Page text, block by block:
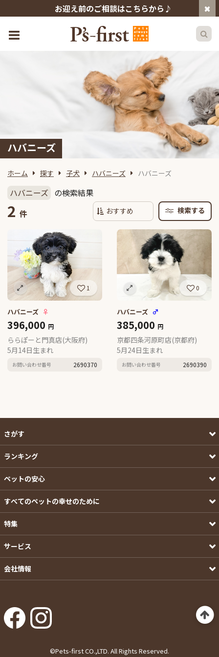
お迎え前のご相談はこちらから♪
ハバニーズ
ホーム 探す 子犬 ハバニーズ ハバニーズ
ハバニーズ の検索結果
2 件 検索する
1
ハバニーズ ♀
396,000 円
ららぽーと門真店(大阪府)
5月14日生まれ
お問い合わせ番号 2690370
0
ハバニーズ ♂
385,000 円
京都四条河原町店(京都府)
5月24日生まれ
お問い合わせ番号 2690390
さがす
ランキング
ペットの安心
すべてのペットの幸せのために
特集
サービス
会社情報
©Pets-first CO.,LTD. All Rights Reserved.